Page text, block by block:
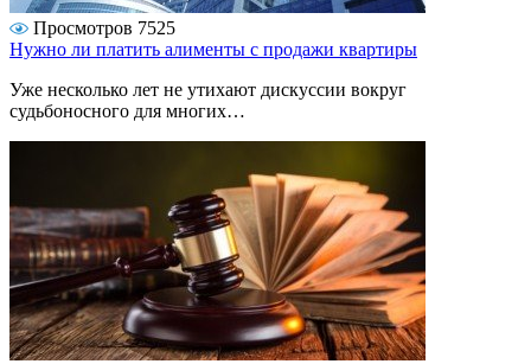
Просмотров 7525
Нужно ли платить алименты с продажи квартиры
Уже несколько лет не утихают дискуссии вокруг
судьбоносного для многих…